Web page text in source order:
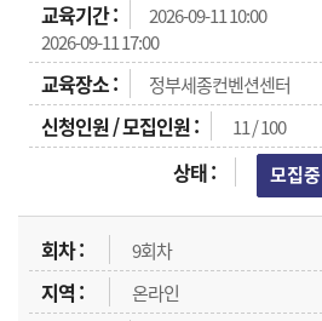
2026-09-11 10:00
2026-09-11 17:00
정부세종컨벤션센터
11 / 100
모집중
9회차
온라인